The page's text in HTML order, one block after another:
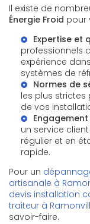
Il existe de
Énergie Froid pour
Expertise et
professionnels
expérience
systèmes de
Normes de
les plus
de vos
un service
régulier et en
rapide.
Pour un
artisanale à
devis installation
traiteur à
savoir-faire.